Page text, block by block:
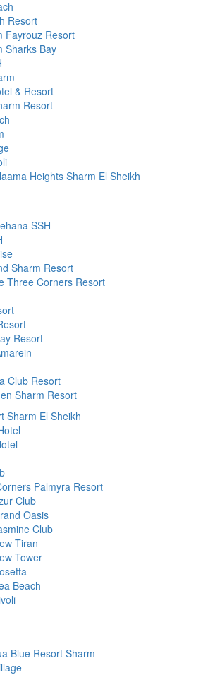
Resort
Fayrouz Resort
Sharks Bay
& Resort
Resort
Heights Sharm El Sheikh
SSH
Sharm Resort
Three Corners Resort
Resort
Club Resort
Sharm Resort
Sharm El Sheikh
Palmyra Resort
Club
Oasis
Club
Tiran
Tower
Beach
Blue Resort Sharm